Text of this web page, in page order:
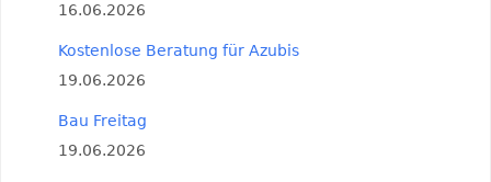
16.06.2026
Kostenlose Beratung für Azubis
19.06.2026
Bau Freitag
19.06.2026